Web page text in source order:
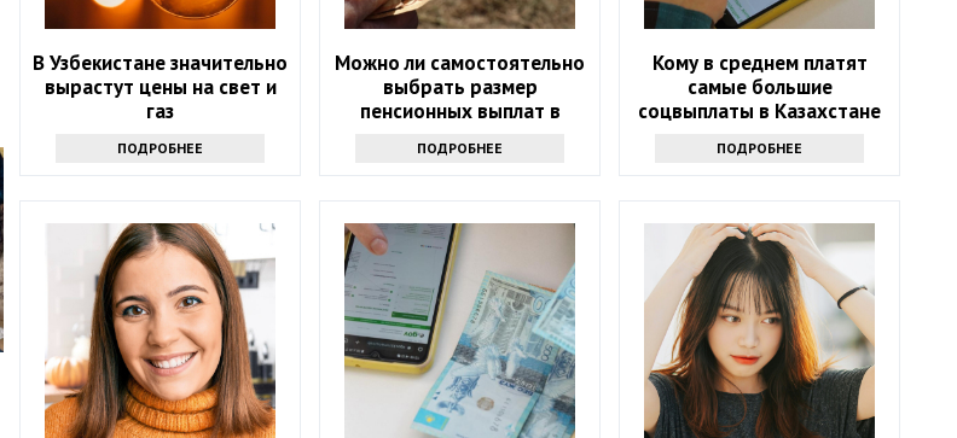
В Узбекистане значительно
вырастут цены на свет и
газ
ПОДРОБНЕЕ
Можно ли самостоятельно
выбрать размер
пенсионных выплат в
ПОДРОБНЕЕ
Кому в среднем платят
самые большие
соцвыплаты в Казахстане
ПОДРОБНЕЕ